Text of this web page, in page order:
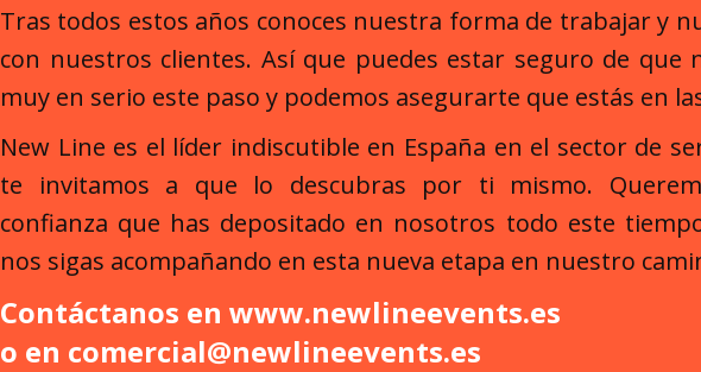
RELATED PROJECTS
Tras todos estos años conoces nuestra forma de trabajar y
con nuestros clientes. Así que puedes estar seguro de que
muy en serio este paso y podemos asegurarte que estás en
New Line es el líder indiscutible en España en el sector de
te invitamos a que lo descubras por ti mismo.
confianza que has depositado en nosotros todo este
nos sigas acompañando en esta nueva etapa en nuestro
Contáctanos en www.newlineevents.es
o en comercial@newlineevents.es